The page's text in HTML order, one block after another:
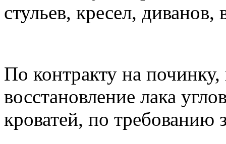
стульев, кресел,
По контракту на
восстановление лака
кроватей, по требованию